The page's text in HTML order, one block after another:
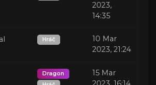
2023,
14:35
Hráč
10 Mar
2023, 21:24
Dragon
15 Mar